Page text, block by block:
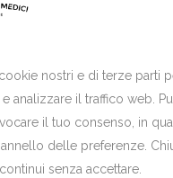
IN CUCINA (4
3 ore ciascuno) per
e i suoi segreti.
nostri e di terze parti
analizzare il traffico web.
il tuo consenso, in
delle preferenze.
senza accettare.